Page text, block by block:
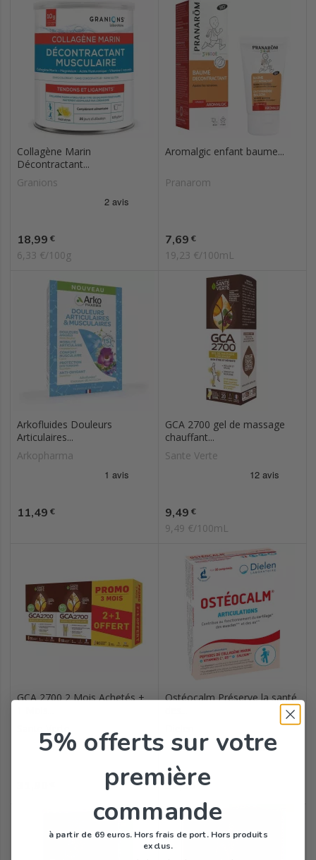
Collagène Marin
Décontractant...
Granions
Prix
18,99 €
6,33 €/100g
Aromalgic enfant baume...
Pranarom
Prix
7,69 €
19,23 €/100mL
Arkofluides Douleurs
Articulaires...
Arkopharma
Prix
11,49 €
GCA 2700 gel de massage
chauffant...
Sante Verte
Prix
9,49 €
9,49 €/100mL
GCA 2700 2 Mois Achetés +
Ostéocalm Préserve la santé
Prix
32,50 €
5% offerts sur votre
première
commande
à partir de 69 euros. Hors frais de port. Hors produits
exclus.